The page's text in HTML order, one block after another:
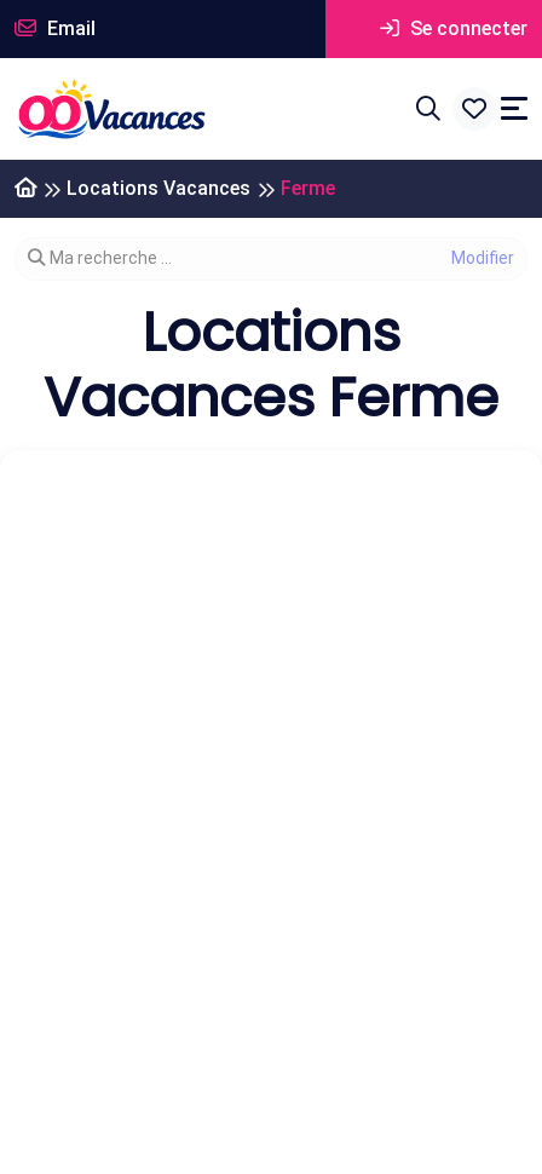
Email Se connecter
Locations Vacances Ferme
Modifier votre recherche
Ma recherche ...
Locations
Vacances Ferme